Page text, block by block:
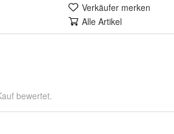
Verkäufer merken
Alle Artikel
bewertet.